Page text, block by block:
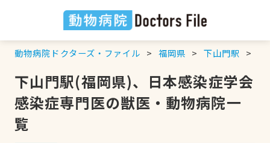
動物病院ドクターズ・ファイル 福岡県 下山門駅
下山門駅(福岡県)、日本感染症学会
感染症専門医の獣医・動物病院一
覧